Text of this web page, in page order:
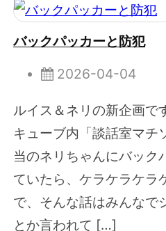
バックパッカーと防犯
2026-04-04
ルイス＆ネリの新企画で
キューブ内「談話室マチ
当のネリちゃんにバック
ていたら、ケラケラケラ
で、そんな話はみんなで
とか言われて […]